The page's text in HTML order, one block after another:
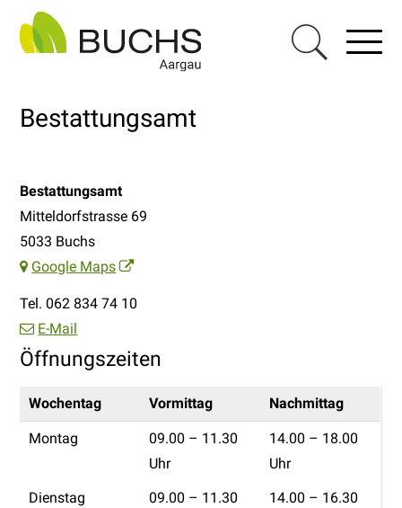
Navigieren in Buchs AG
Schnellnavigation
Menu
Bestattungsamt
Adresse
Bestattungsamt
Mitteldorfstrasse 69
5033 Buchs
Google Maps
Tel. 062 834 74 10
E-Mail
Öffnungszeiten
Wochentag Vormittag Nachmittag
Montag
09.00 – 11.30
Uhr
14.00 – 18.00
Uhr
Dienstag
09.00 – 11.30
14.00 – 16.30